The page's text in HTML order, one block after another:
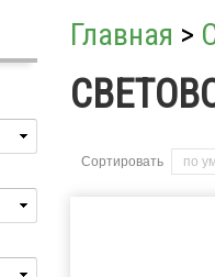
Главная >
Сортировать по